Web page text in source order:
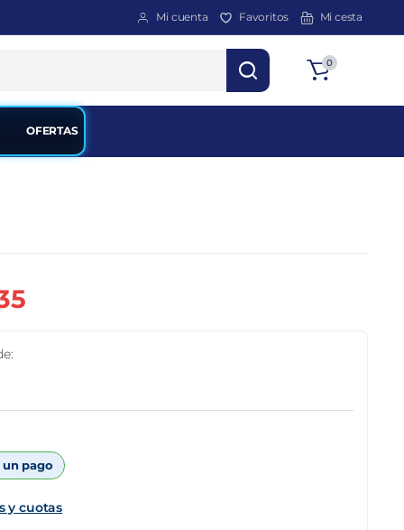
Mi cuenta Favoritos Mi cesta
0
OFERTAS
un pago
y cuotas